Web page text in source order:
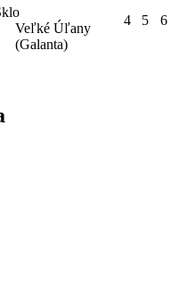
Veľké Úľany
(Galanta)
4 5 6